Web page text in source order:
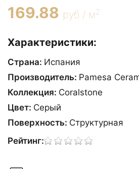
169.88 руб / м2
Характеристики:
Страна: Испания
Производитель: Pamesa
Коллекция: Coralstone
Цвет: Сeрый
Поверхность: Структурная
Рейтинг: